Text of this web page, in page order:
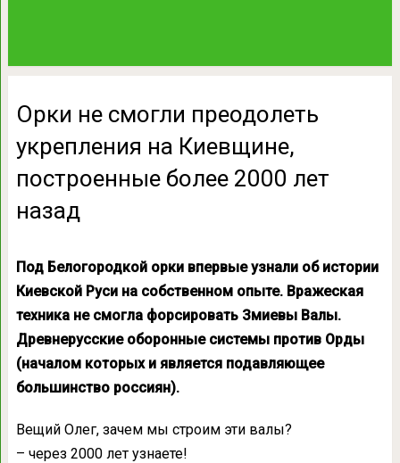
Орки не смогли преодолеть
укрепления на Киевщине,
построенные более 2000 лет
назад
Под Белогородкой орки впервые узнали об истории
Киевской Руси на собственном опыте. Вражеская
техника не смогла форсировать Змиевы Валы.
Древнерусские оборонные системы против Орды
(началом которых и является подавляющее
большинство россиян).
Вещий Олег, зачем мы строим эти валы?
– через 2000 лет узнаете!